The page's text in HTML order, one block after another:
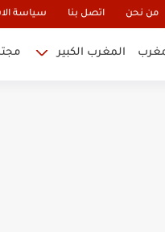
من نحن اتصل بنا سياسة
المغرب الكبير